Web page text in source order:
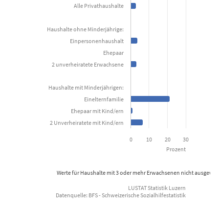
View as data table, Anteil der mit wirtschaftlicher
The chart has 1 X axis displaying categories.
The chart has 1 Y axis displaying Prozent. Data ranges from 0.4
Werte für Haushalte mit 3 oder mehr Erwachsenen nicht
Prozent
0 10 20 30
2 Unverheiratete mit Kind/ern
Ehepaar mit Kind/ern
Einelternfamilie
Haushalte mit Minderjährigen:
2 unverheiratete Erwachsene
Ehepaar
Einpersonenhaushalt
Haushalte ohne Minderjährige:
Alle Privathaushalte
LUSTAT Statistik Luzern
Datenquelle: BFS - Schweizerische Sozialhilfestatistik